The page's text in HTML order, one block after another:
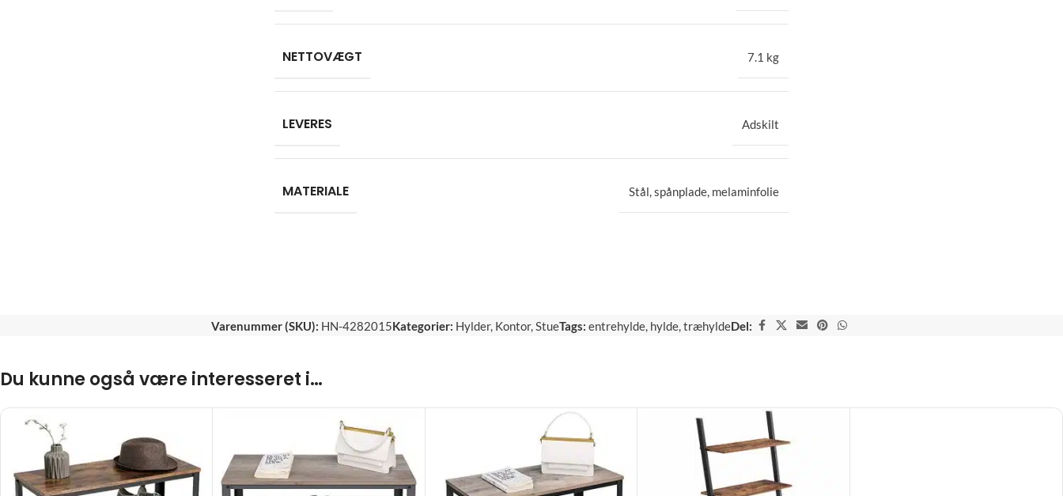
NETTOVÆGT 7.1 kg
LEVERES Adskilt
MATERIALE Stål, spånplade, melaminfolie
Varenummer (SKU): HN-4282015Kategorier: Hylder, Kontor,StueTags: entrehylde, hylde,træhyldeDel:
Du kunne også være interesseret i…